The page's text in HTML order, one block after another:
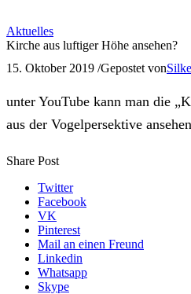
Aktuelles
Kirche aus luftiger Höhe ansehen?
15. Oktober 2019 /Gepostet von
unter YouTube kann man die
aus der Vogelpersektive
Share Post
Twitter
Facebook
VK
Pinterest
Mail an einen Freund
Linkedin
Whatsapp
Skype